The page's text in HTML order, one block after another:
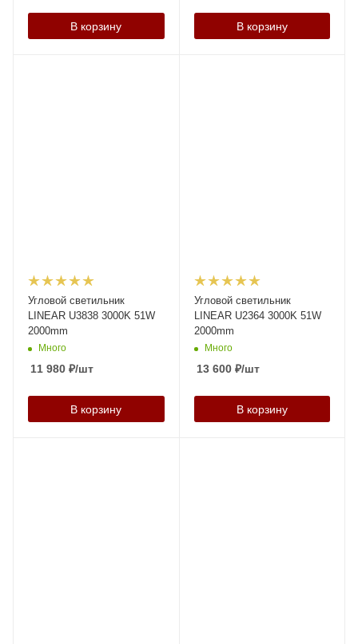
В корзину В корзину
Угловой светильник
LINEAR U3838 3000K 51W
2000mm
Много
11 980 ₽/шт
В корзину
Угловой светильник
LINEAR U2364 3000K 51W
2000mm
Много
13 600₽/шт
В корзину